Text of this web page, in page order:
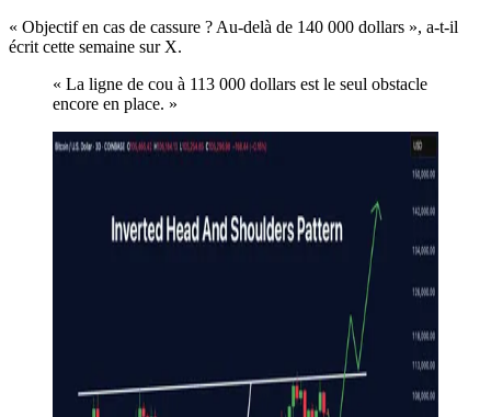
« Objectif en cas de cassure ? Au-delà de 140 000 dollars », a-t-il
écrit cette semaine sur X.
« La ligne de cou à 113 000 dollars est le seul obstacle
encore en place. »